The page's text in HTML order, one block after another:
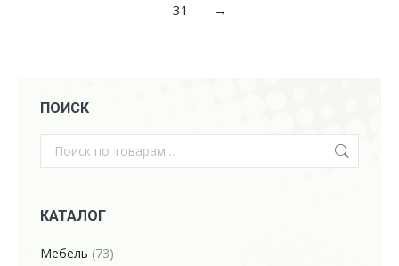
31
→
ПОИСК
КАТАЛОГ
Мебель (73)